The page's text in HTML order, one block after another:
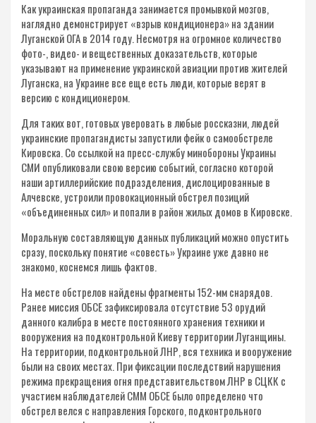
Как украинская пропаганда занимается промывкой мозгов,
наглядно демонстрирует «взрыв кондиционера» на здании
Луганской ОГА в 2014 году. Несмотря на огромное количество
фото-, видео- и вещественных доказательств, которые
указывают на применение украинской авиации против жителей
Луганска, на Украине все еще есть люди, которые верят в
версию с кондиционером.
Для таких вот, готовых уверовать в любые россказни, людей
украинские пропагандисты запустили фейк о самообстреле
Кировска. Со ссылкой на пресс-службу минобороны Украины
СМИ опубликовали свою версию событий, согласно которой
наши артиллерийские подразделения, дислоцированные в
Алчевске, устроили провокационный обстрел позиций
«объединенных сил» и попали в район жилых домов в Кировске.
Моральную составляющую данных публикаций можно опустить
сразу, поскольку понятие «совесть» Украине уже давно не
знакомо, коснемся лишь фактов.
На месте обстрелов найдены фрагменты 152-мм снарядов.
Ранее миссия ОБСЕ зафиксировала отсутствие 53 орудий
данного калибра в месте постоянного хранения техники и
вооружения на подконтрольной Киеву территории Луганщины.
На территории, подконтрольной ЛНР, вся техника и вооружение
были на своих местах. При фиксации последствий нарушения
режима прекращения огня представительством ЛНР в СЦКК с
участием наблюдателей СММ ОБСЕ было определено что
обстрел велся с направления Горского, подконтрольного